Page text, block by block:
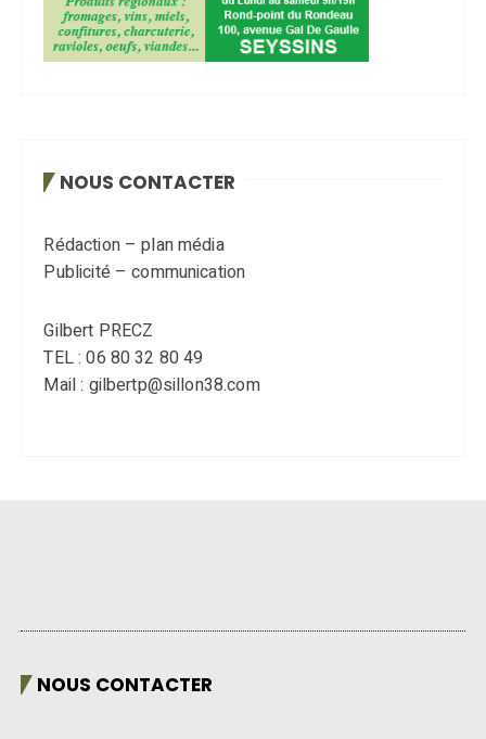
NOUS CONTACTER
Rédaction – plan média
Publicité – communication
Gilbert PRECZ
TEL : 06 80 32 80 49
Mail : gilbertp@sillon38.com
NOUS CONTACTER